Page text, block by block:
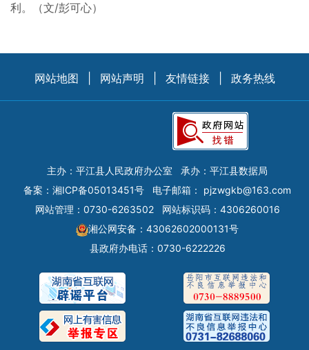
利。
（文/彭可心）
网站地图 网站声明 友情链接 政务热线
主办：平江县人民政府办公室
承办：平江县数据局
备案： 湘ICP备05013451号 电子邮箱： pjzwgkb@163.com
网站管理：0730-6263502
网站标识码：4306260016
湘公网安备：43062602000131号
县政府办电话：0730-6222226